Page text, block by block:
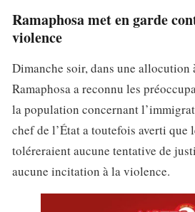
Ramaphosa met en garde
violence
Dimanche soir, dans une
Ramaphosa a reconnu les
la population concernant
chef de l’État a toutefois averti que
toléreraient aucune tentative de
aucune incitation à la violence.